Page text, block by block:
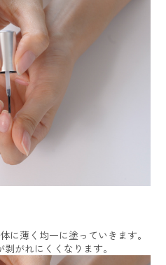
に薄く均一に塗っていきます。
がれにくくなります。